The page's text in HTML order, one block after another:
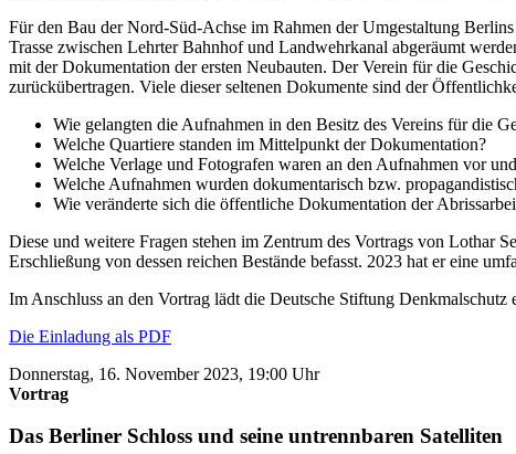
Für den Bau der Nord-Süd-Achse im Rahmen der Umgestaltung
Trasse zwischen Lehrter Bahnhof und Landwehrkanal abgeräumt
mit der Dokumentation der ersten Neubauten. Der Verein für die
zurückübertragen. Viele dieser seltenen Dokumente sind der
Wie gelangten die Aufnahmen in den Besitz des Vereins für die
Welche Quartiere standen im Mittelpunkt der Dokumentation?
Welche Verlage und Fotografen waren an den Aufnahmen vor
Welche Aufnahmen wurden dokumentarisch bzw.
Wie veränderte sich die öffentliche Dokumentation der
Diese und weitere Fragen stehen im Zentrum des Vortrags von Lothar
Erschließung von dessen reichen Bestände befasst. 2023 hat er eine
Im Anschluss an den Vortrag lädt die Deutsche Stiftung Denkmalschutz
Die Einladung als PDF
Donnerstag, 16. November 2023, 19:00 Uhr
Vortrag
Das Berliner Schloss und seine untrennbaren Satelliten